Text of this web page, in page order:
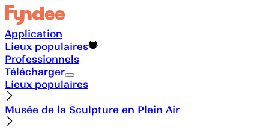
Application
Lieux populaires
Professionnels
Télécharger
Lieux populaires
Musée de la Sculpture en Plein Air